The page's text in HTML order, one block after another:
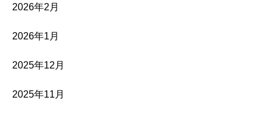
2026年2月
2026年1月
2025年12月
2025年11月